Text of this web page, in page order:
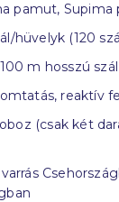
pamut, Supima
hüvelyk (120
m hosszú
reaktív
(csak két